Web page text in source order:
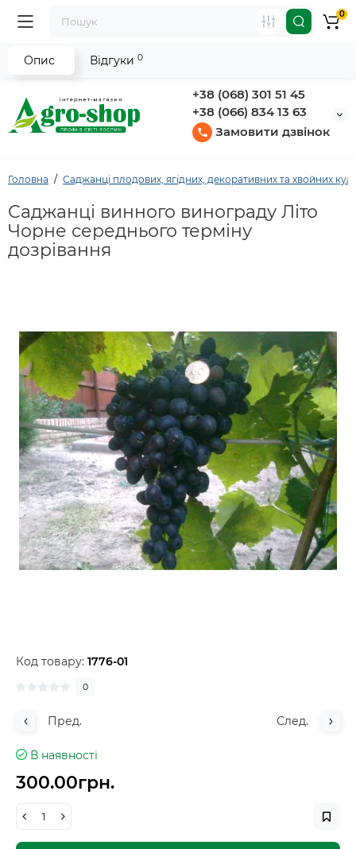
+38 (068) 301 51 45
+38 (066) 834 13 63
Замовити дзвінок
0
Головна Саджанці плодових, ягідних, декоративних та хвойних
Саджанці винного винограду Літо
Чорне середнього терміну
дозрівання
Код товару: 1776-01
0
Пред. След.
В наявності
300.00грн.
Опис Відгуки 0